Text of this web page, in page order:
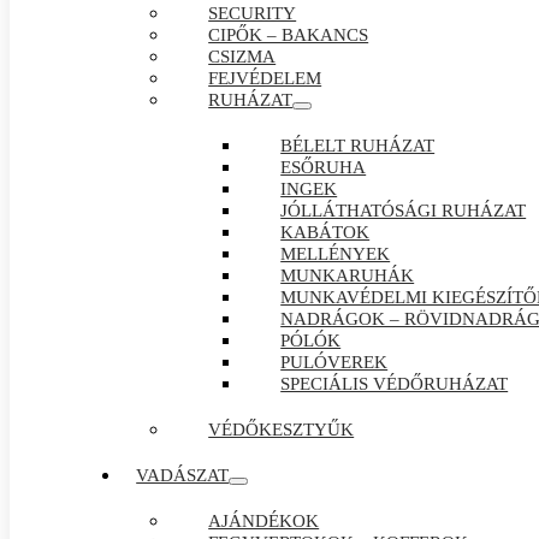
SECURITY
CIPŐK – BAKANCS
CSIZMA
FEJVÉDELEM
RUHÁZAT
BÉLELT RUHÁZAT
ESŐRUHA
INGEK
JÓLLÁTHATÓSÁGI RUHÁZAT
KABÁTOK
MELLÉNYEK
MUNKARUHÁK
MUNKAVÉDELMI
NADRÁGOK –
PÓLÓK
PULÓVEREK
SPECIÁLIS VÉDŐRUHÁZAT
VÉDŐKESZTYŰK
VADÁSZAT
AJÁNDÉKOK